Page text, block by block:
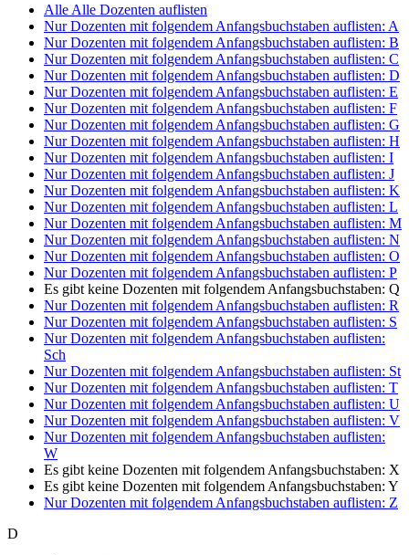
Alle Alle Dozenten auflisten
Nur Dozenten mit folgendem Anfangsbuchstaben auflisten: A
Nur Dozenten mit folgendem Anfangsbuchstaben auflisten: B
Nur Dozenten mit folgendem Anfangsbuchstaben auflisten: C
Nur Dozenten mit folgendem Anfangsbuchstaben auflisten: D
Nur Dozenten mit folgendem Anfangsbuchstaben auflisten: E
Nur Dozenten mit folgendem Anfangsbuchstaben auflisten: F
Nur Dozenten mit folgendem Anfangsbuchstaben auflisten: G
Nur Dozenten mit folgendem Anfangsbuchstaben auflisten: H
Nur Dozenten mit folgendem Anfangsbuchstaben auflisten: I
Nur Dozenten mit folgendem Anfangsbuchstaben auflisten: J
Nur Dozenten mit folgendem Anfangsbuchstaben auflisten: K
Nur Dozenten mit folgendem Anfangsbuchstaben auflisten: L
Nur Dozenten mit folgendem Anfangsbuchstaben auflisten: M
Nur Dozenten mit folgendem Anfangsbuchstaben auflisten: N
Nur Dozenten mit folgendem Anfangsbuchstaben auflisten: O
Nur Dozenten mit folgendem Anfangsbuchstaben auflisten: P
Es gibt keine Dozenten mit folgendem Anfangsbuchstaben: Q
Nur Dozenten mit folgendem Anfangsbuchstaben auflisten: R
Nur Dozenten mit folgendem Anfangsbuchstaben auflisten: S
Nur Dozenten mit folgendem Anfangsbuchstaben auflisten:
Sch
Nur Dozenten mit folgendem Anfangsbuchstaben auflisten: St
Nur Dozenten mit folgendem Anfangsbuchstaben auflisten: T
Nur Dozenten mit folgendem Anfangsbuchstaben auflisten: U
Nur Dozenten mit folgendem Anfangsbuchstaben auflisten: V
Nur Dozenten mit folgendem Anfangsbuchstaben auflisten:
W
Es gibt keine Dozenten mit folgendem Anfangsbuchstaben: X
Es gibt keine Dozenten mit folgendem Anfangsbuchstaben: Y
Nur Dozenten mit folgendem Anfangsbuchstaben auflisten: Z
D